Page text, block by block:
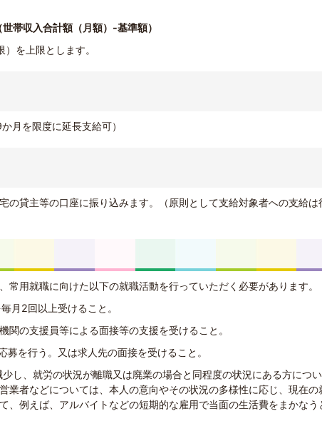
帯収入合計額（月額）-基準額）
を上限とします。
月を限度に延長支給可）
の貸主等の口座に振り込みます。（原則として支給対象者への支給は
常用就職に向けた以下の就職活動を行っていただく必要があります。
月2回以上受けること。
関の支援員等による面接等の支援を受けること。
を行う。又は求人先の面接を受けること。
し、就労の状況が離職又は廃業の場合と同程度の状況にある方につ
業者などについては、本人の意向やその状況の多様性に応じ、現在の
、例えば、アルバイトなどの短期的な雇用で当面の生活費をまかなう